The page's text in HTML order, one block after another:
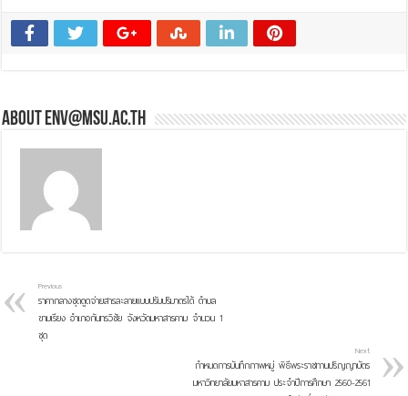
About env@msu.ac.th
Previous
ราคากลางชุดดูดจ่ายสารละลายแบบปรับปริมาตรได้ ตำบล
ขามเรียง อำเภอกันทรวิชัย จังหวัดมหาสารคาม จำนวน 1
ชุด
Next
กำหนดการบันทึกภาพหมู่ พิธีพระราชทานปริญญาบัตร
มหาวิทยาลัยมหาสารคาม ประจำปีการศึกษา 2560-2561